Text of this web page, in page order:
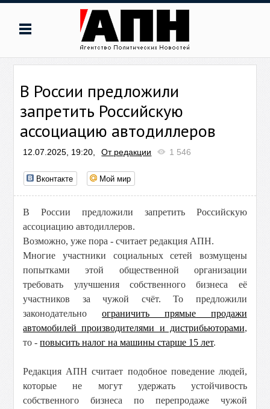
В России предложили
запретить Российскую
ассоциацию автодиллеров
12.07.2025, 19:20, От редакции 1 546
Вконтакте Мой мир
В России предложили запретить Российскую
ассоциацию автодиллеров.
Возможно, уже пора - считает редакция АПН.
Многие участники социальных сетей возмущены
попытками этой общественной организации
требовать улучшения собственного бизнеса её
участников за чужой счёт. То предложили
законодательноограничить прямые продажи
автомобилей производителями и дистрибьюторами,
то -повысить налог на машины старше 15 лет.
Редакция АПН считает подобное поведение людей,
которые не могут удержать устойчивость
собственного бизнеса по перепродаже чужой